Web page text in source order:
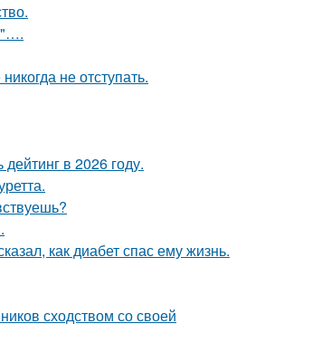
не отступать.
в 2026 году.
как диабет спас ему жизнь.
сходством со своей